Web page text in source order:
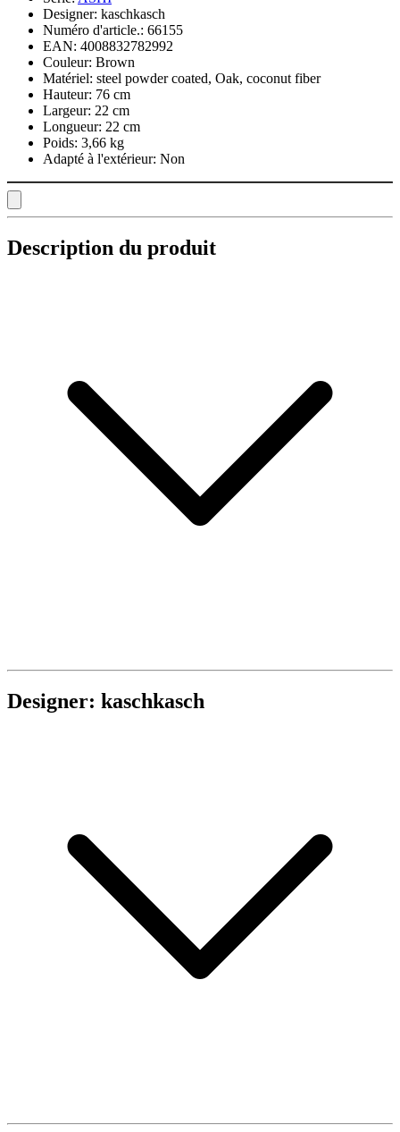
Designer: kaschkasch
Numéro d'article.: 66155
EAN: 4008832782992
Couleur: Brown
Matériel: steel powder coated, Oak, coconut fiber
Hauteur: 76 cm
Largeur: 22 cm
Longueur: 22 cm
Poids: 3,66 kg
Adapté à l'extérieur: Non
Description du produit
Designer: kaschkasch